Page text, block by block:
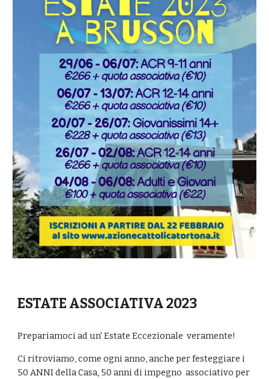
ESTATE ASSOCIATIVA 2023
Prepariamoci ad un' Estate Eccezionale veramente!
Ci ritroviamo, come ogni anno, anche per festeggiare i
50 ANNI della Casa, 50 anni di impegno associativo per